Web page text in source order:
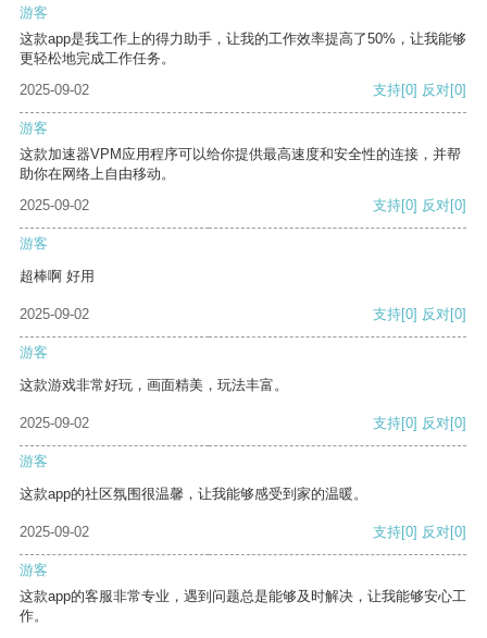
游客
这款app是我工作上的得力助手，让我的工作效率提高了50%，让我能够
更轻松地完成工作任务。
2025-09-02
支持[0] 反对[0]
游客
这款加速器VPM应用程序可以给你提供最高速度和安全性的连接，并帮
助你在网络上自由移动。
2025-09-02
支持[0] 反对[0]
游客
超棒啊 好用
2025-09-02 支持[0] 反对[0]
游客
这款游戏非常好玩，画面精美，玩法丰富。
2025-09-02 支持[0] 反对[0]
游客
这款app的社区氛围很温馨，让我能够感受到家的温暖。
2025-09-02 支持[0] 反对[0]
游客
这款app的客服非常专业，遇到问题总是能够及时解决，让我能够安心工
作。